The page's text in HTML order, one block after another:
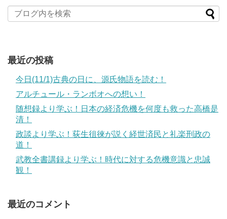
最近の投稿
今日(11/1)古典の日に、源氏物語を読む！
アルチュール・ランボオへの想い！
随想録より学ぶ！日本の経済危機を何度も救った高橋是
清！
政談より学ぶ！荻生徂徠が説く経世済民と礼楽刑政の
道！
武教全書講録より学ぶ！時代に対する危機意識と忠誠
観！
最近のコメント